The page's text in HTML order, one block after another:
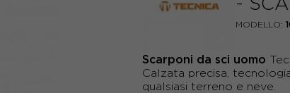
MODELLO:
Scarponi da sci uomo
Calzata precisa,
qualsiasi terreno e neve.